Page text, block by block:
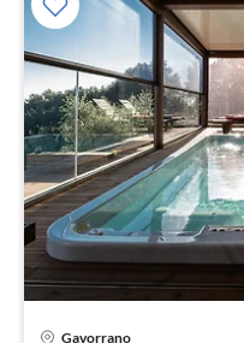
Gavorrano